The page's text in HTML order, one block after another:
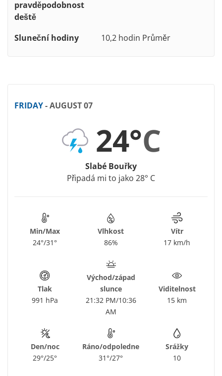
pravděpodobnost
deště
Sluneční hodiny 10,2 hodin Průměr
FRIDAY- AUGUST 07
24°C
Slabé Bouřky
Připadá mi to jako 28° C
Min/Max
24°/31°
Vlhkost
86%
Vítr
17 km/h
Tlak
991 hPa
Východ/západ
slunce
21:32 PM/10:36
AM
Viditelnost
15 km
Den/noc
29°/25°
Ráno/odpoledne
31°/27°
Srážky
10